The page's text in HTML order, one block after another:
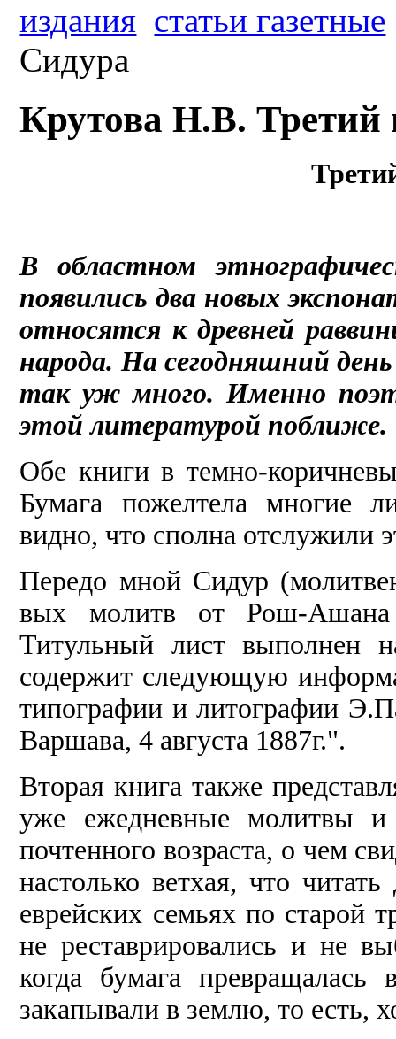
издания статьи газетные
Сидура
Крутова Н.В. Третий
В областном
появились два новых
относятся к древней
народа. На сегодняшний
так уж много. Именно
этой литературой поближе.
Обе книги в темно-
Бумага пожелтела многие
видно, что сполна отслужили
Передо мной Сидур
вых молитв от Рош-
Титульный лист выполнен
содержит сле­дующую
типографии и литографии
Варшава, 4 августа 1887г.".
Вторая книга также
уже ежедневные молитвы
почтенного возраста, о чем
настолько ветхая, что
еврейских семьях по старой
не реставрировались и не
когда бумага
закапывали в землю, то есть,